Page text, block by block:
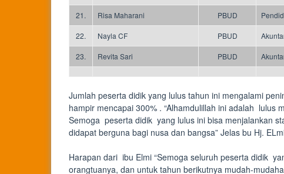
21. Risa Maharani PBUD
22. Nayla CF PBUD
23. Revita Sari PBUD
Jumlah peserta didik yang lulus tahun ini mengalami
hampir mencapai 300% . “Alhamdulillah ini adalah
Semoga peserta didik yang lulus ini bisa menjalankan
didapat berguna bagi nusa dan bangsa” Jelas bu Hj.
Harapan dari ibu Elmi “Semoga seluruh peserta didik
orangtuanya, dan untuk tahun berikutnya mudah-